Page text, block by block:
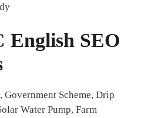
English SEO
Scheme, Drip
Water Pump, Farm